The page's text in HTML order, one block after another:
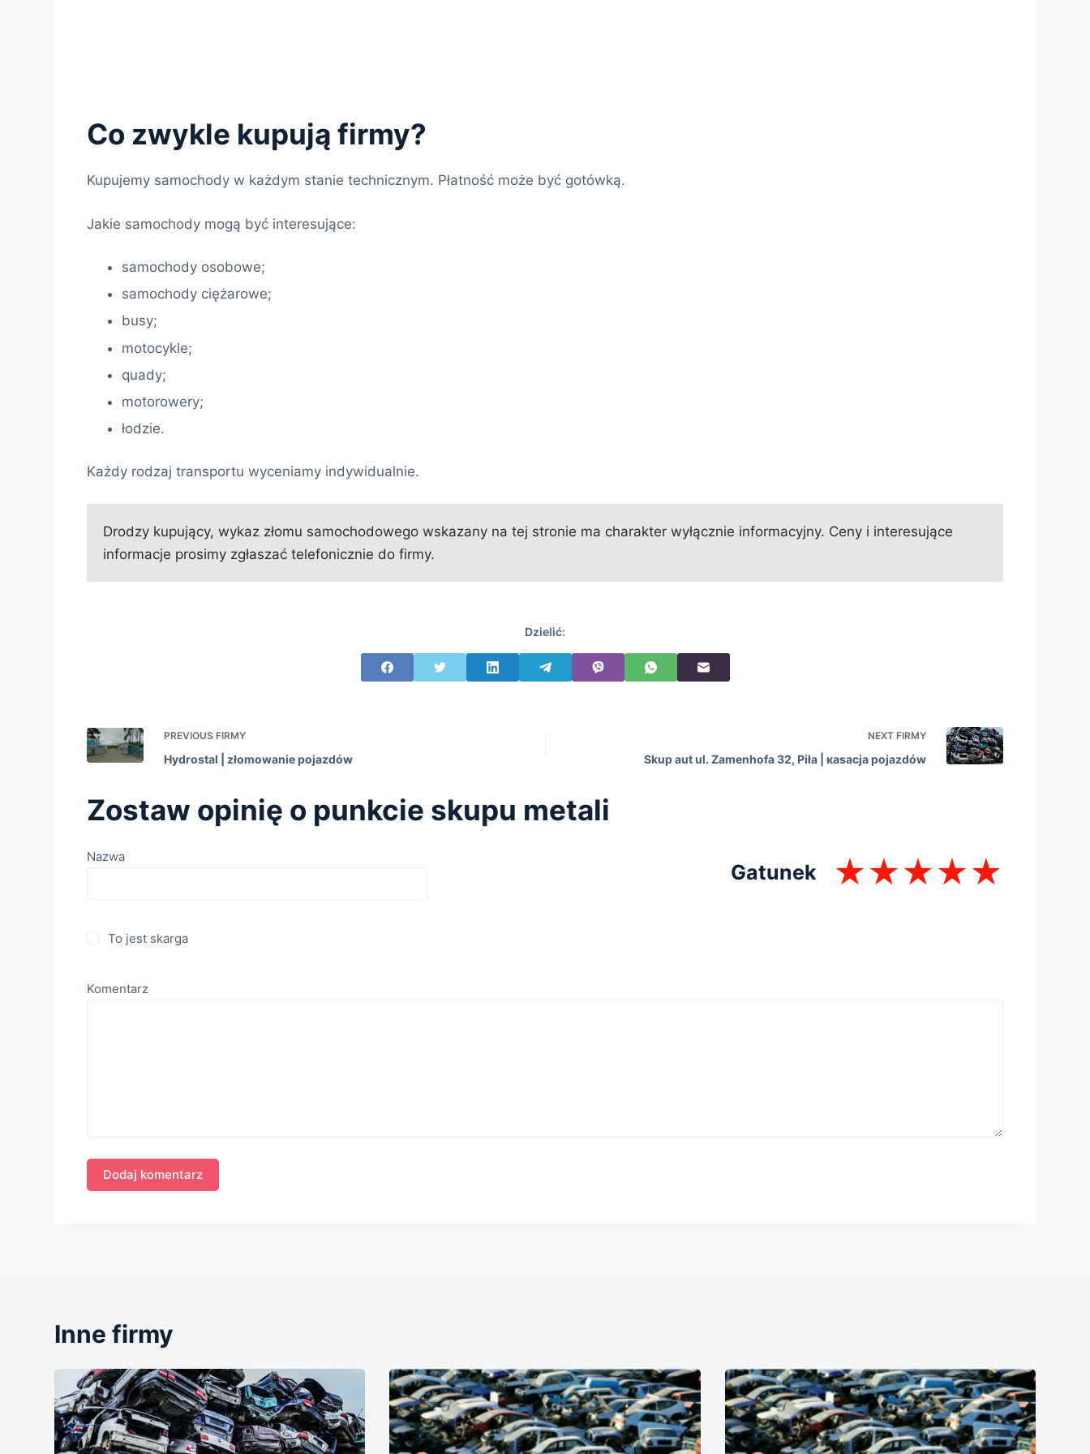
Co zwykle kupują firmy?
Kupujemy samochody w każdym stanie technicznym. Płatność może być gotówką.
Jakie samochody mogą być interesujące:
samochody osobowe;
samochody ciężarowe;
busy;
motocykle;
quady;
motorowery;
łodzie.
Każdy rodzaj transportu wyceniamy indywidualnie.
Drodzy kupujący, wykaz złomu samochodowego wskazany na tej stronie ma charakter wyłącznie informacyjny. Ceny i interesujące
informacje prosimy zgłaszać telefonicznie do firmy.
Dzielić:
PREVIOUS FIRMY
Hydrostal | złomowanie pojazdów
NEXT FIRMY
Skup aut ul. Zamenhofa 32, Piła | кasacja pojazdów
Zostaw opinię o punkcie skupu metali
Nazwa
Gatunek
To jest skarga
Komentarz
Inne firmy